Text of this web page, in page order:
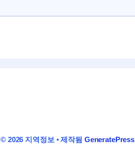
© 2026 지역정보 • 제작됨 GeneratePress